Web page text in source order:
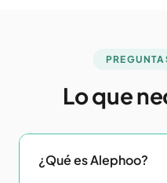
Lo que
¿Qué es Alephoo?